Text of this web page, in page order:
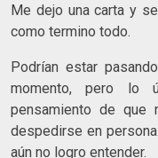
Me dejo una carta y
como termino todo.
Podrían estar
momento, pero lo
pensamiento de
despedirse en
aún no logro entender.